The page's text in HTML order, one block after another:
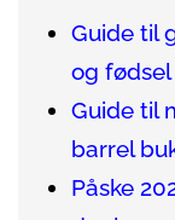
Guide til
og fødsel
Guide til
barrel
Påske